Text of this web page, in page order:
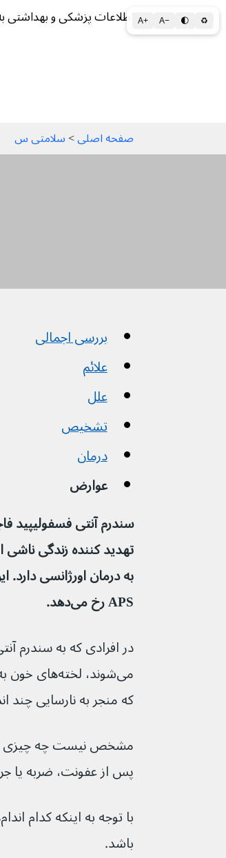
A+ A− 🌓 ♻ اطلاعات پزشکی و بهداشتی
صفحه اصلی > سلامتی س
بررسی اجمالی
علائم
علل
تشخیص
درمان
عوارض
APS رخ می‌دهد.
که منجر به نارسایی چند
پس از عفونت، ضربه یا
باشد.